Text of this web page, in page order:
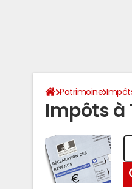
Patrimoine
Impôts à